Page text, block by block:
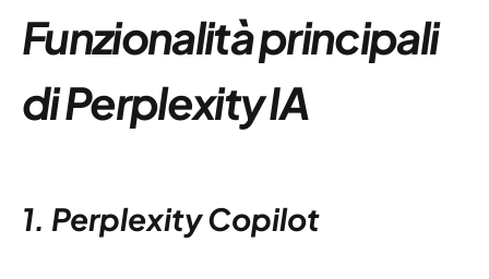
Funzionalità principali
di Perplexity IA
1. Perplexity Copilot